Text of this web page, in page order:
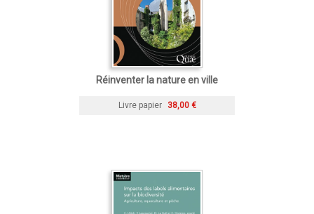
Réinventer la nature en ville
Livre papier 38,00 €